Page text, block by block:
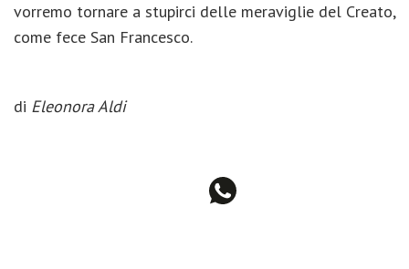
vorremo tornare a stupirci delle meraviglie del Creato,
come fece San Francesco.
di Eleonora Aldi